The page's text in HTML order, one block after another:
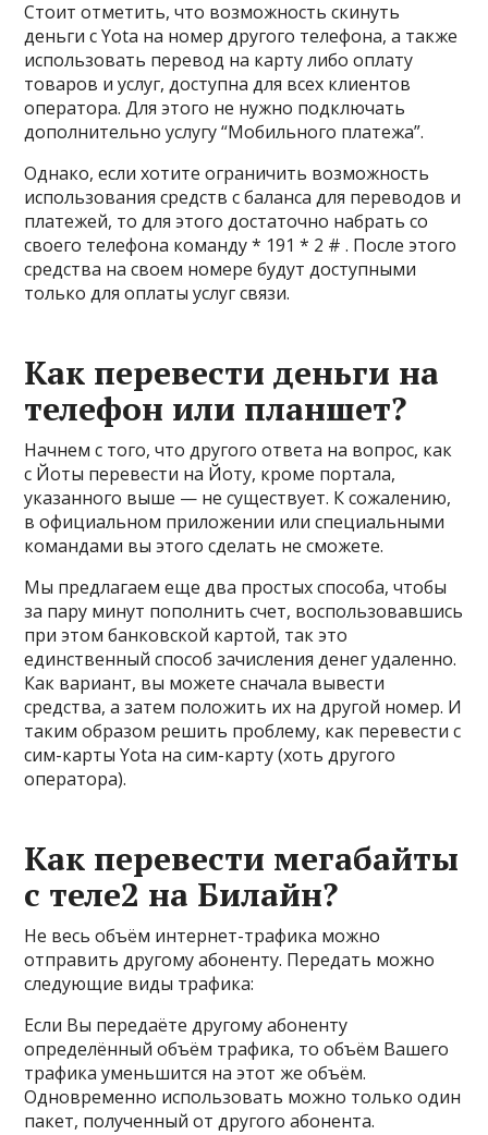
Стоит отметить, что возможность скинуть
деньги с Yota на номер другого телефона, а также
использовать перевод на карту либо оплату
товаров и услуг, доступна для всех клиентов
оператора. Для этого не нужно подключать
дополнительно услугу “Мобильного платежа”.
Однако, если хотите ограничить возможность
использования средств с баланса для переводов и
платежей, то для этого достаточно набрать со
своего телефона команду * 191 * 2 # . После этого
средства на своем номере будут доступными
только для оплаты услуг связи.
Как перевести деньги на
телефон или планшет?
Начнем с того, что другого ответа на вопрос, как
с Йоты перевести на Йоту, кроме портала,
указанного выше — не существует. К сожалению,
в официальном приложении или специальными
командами вы этого сделать не сможете.
Мы предлагаем еще два простых способа, чтобы
за пару минут пополнить счет, воспользовавшись
при этом банковской картой, так это
единственный способ зачисления денег удаленно.
Как вариант, вы можете сначала вывести
средства, а затем положить их на другой номер. И
таким образом решить проблему, как перевести с
сим-карты Yota на сим-карту (хоть другого
оператора).
Как перевести мегабайты
с теле2 на Билайн?
Не весь объём интернет-трафика можно
отправить другому абоненту. Передать можно
следующие виды трафика:
Если Вы передаёте другому абоненту
определённый объём трафика, то объём Вашего
трафика уменьшится на этот же объём.
Одновременно использовать можно только один
пакет, полученный от другого абонента.